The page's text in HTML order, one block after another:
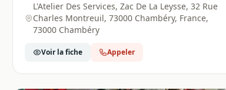
L'Atelier Des Services, Zac De La Leysse, 32 Rue
Charles Montreuil, 73000 Chambéry, France,
73000 Chambéry
Voir la fiche Appeler